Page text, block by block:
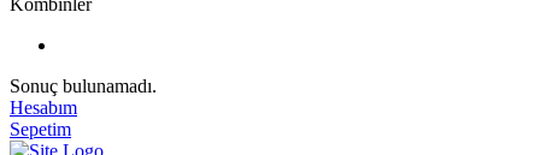
Kombinler
Sonuç bulunamadı.
Hesabım
Sepetim